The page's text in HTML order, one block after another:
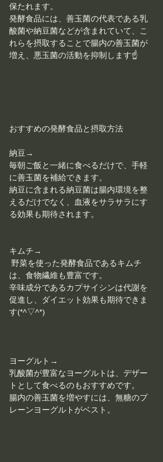
保たれます。
発酵食品には、善玉菌の代表である乳
酸菌や納豆菌などが含まれていて、こ
れらを摂取することで腸内の善玉菌が
増え、悪玉菌の活動を抑制します☝
おすすめの発酵食品と摂取方法
納豆→
毎朝ご飯と一緒に食べるだけで、手軽
に善玉菌を補給できます。
納豆に含まれる納豆菌は腸内環境を整
えるだけでなく、血液をサラサラにす
る効果も期待されます。
キムチ→
は、食物繊維も豊富です。
辛味成分であるカプサイシンは代謝を
促進し、ダイエット効果も期待できま
す(*^▽^*)
ヨーグルト→
乳酸菌が豊富なヨーグルトは、デザー
トとして食べるのもおすすめです。
腸内の善玉菌を増やすには、無糖のプ
レーンヨーグルトがベスト。